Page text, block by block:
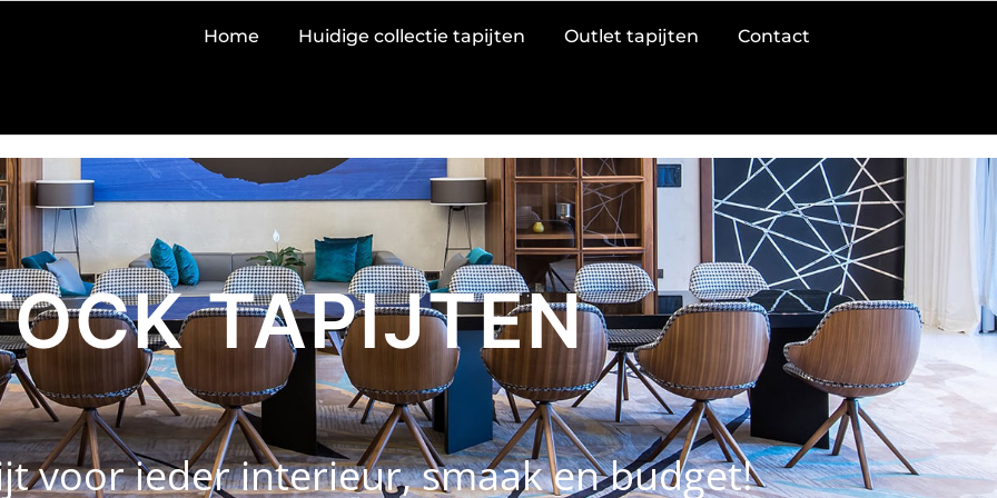
Home Huidige collectie tapijten Outlet tapijten Contact
TAPIJTEN
voor ieder interieur, smaak en budget!